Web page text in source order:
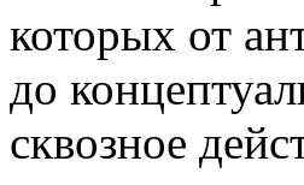
которых от
до
сквозное